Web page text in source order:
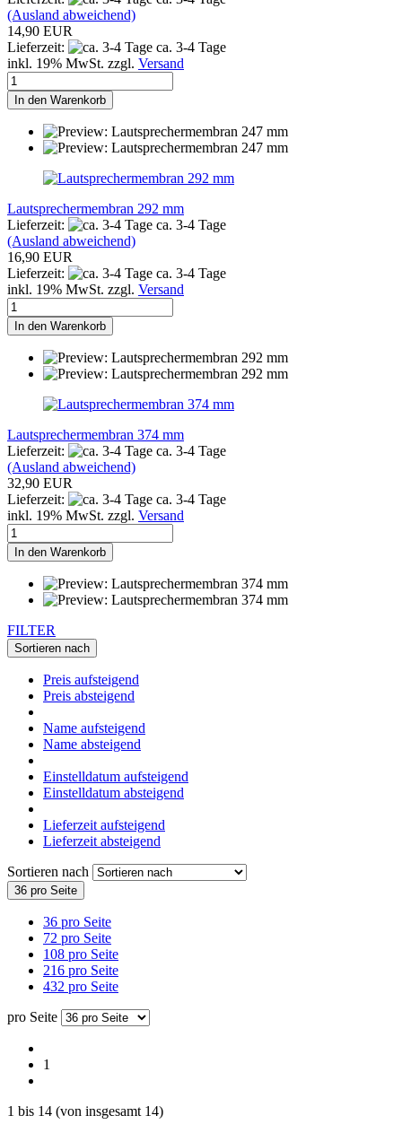
(Ausland abweichend)
14,90 EUR
Lieferzeit:
ca. 3-4 Tage
inkl. 19% MwSt. zzgl. Versand
In den Warenkorb
Lautsprechermembran 292 mm
Lieferzeit:
ca. 3-4 Tage
(Ausland abweichend)
16,90 EUR
Lieferzeit:
ca. 3-4 Tage
inkl. 19% MwSt. zzgl. Versand
In den Warenkorb
Lautsprechermembran 374 mm
Lieferzeit:
ca. 3-4 Tage
(Ausland abweichend)
32,90 EUR
Lieferzeit:
ca. 3-4 Tage
inkl. 19% MwSt. zzgl. Versand
In den Warenkorb
FILTER
Sortieren nach
Preis aufsteigend
Preis absteigend
Name aufsteigend
Name absteigend
Einstelldatum aufsteigend
Einstelldatum absteigend
Lieferzeit aufsteigend
Lieferzeit absteigend
Sortieren nach
36 pro Seite
36 pro Seite
72 pro Seite
108 pro Seite
216 pro Seite
432 pro Seite
pro Seite
1
1 bis 14 (von insgesamt 14)